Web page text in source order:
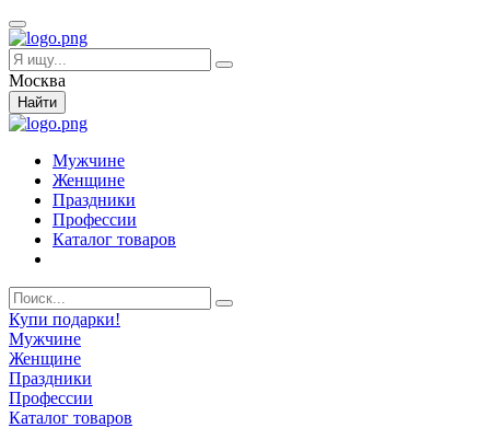
Москва
Найти
Мужчине
Женщине
Праздники
Профессии
Каталог товаров
Купи подарки!
Мужчине
Женщине
Праздники
Профессии
Каталог товаров